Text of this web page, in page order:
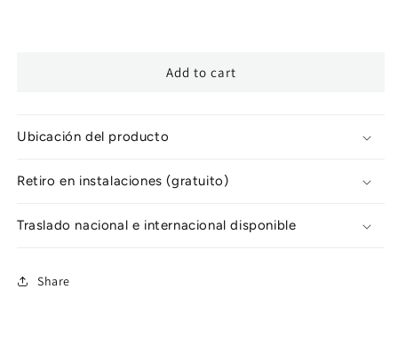
Add to cart
Ubicación del producto
Retiro en instalaciones (gratuito)
Traslado nacional e internacional disponible
Share